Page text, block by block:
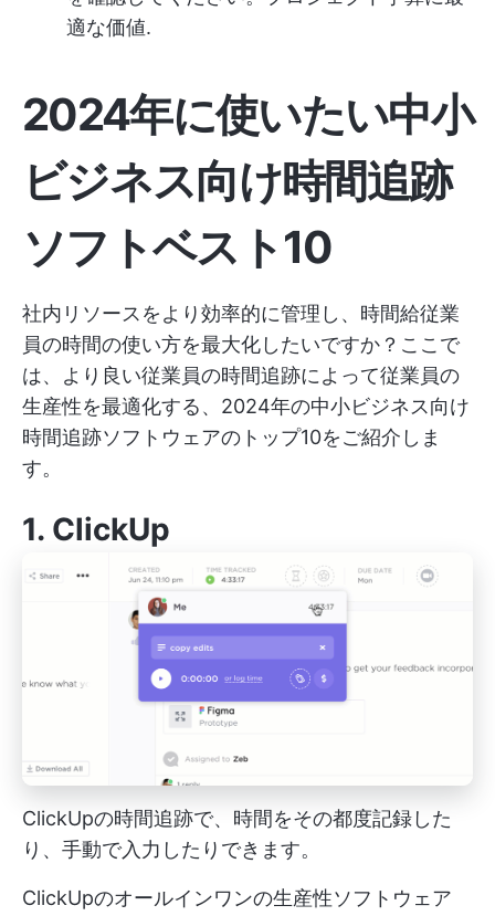
適な価値.
2024年に使いたい中小
ビジネス向け時間追跡
ソフトベスト10
社内リソースをより効率的に管理し、時間給従業
員の時間の使い方を最大化したいですか？ここで
は、より良い従業員の時間追跡によって従業員の
生産性を最適化する、2024年の中小ビジネス向け
時間追跡ソフトウェアのトップ10をご紹介しま
す。
1. ClickUp
ClickUpの時間追跡で、時間をその都度記録した
り、手動で入力したりできます。
ClickUpのオールインワンの生産性ソフトウェア